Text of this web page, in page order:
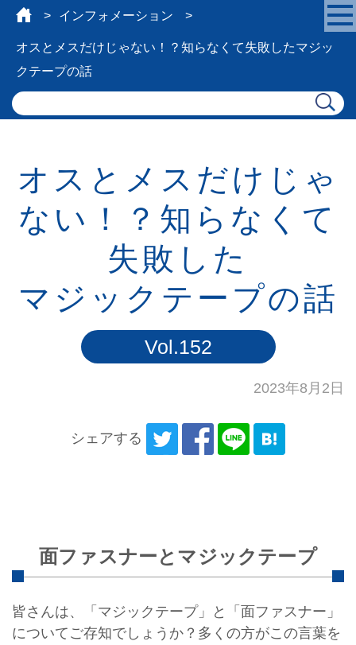
インフォメーション
オスとメスだけじゃない！？知らなくて失敗したマジッ
クテープの話
オスとメスだけじゃ
ない！？知らなくて
失敗した
マジックテープの話
Vol.152
2023年8月2日
シェアする
面ファスナーとマジックテープ
皆さんは、「マジックテープ」と「面ファスナー」
についてご存知でしょうか？多くの方がこの言葉を